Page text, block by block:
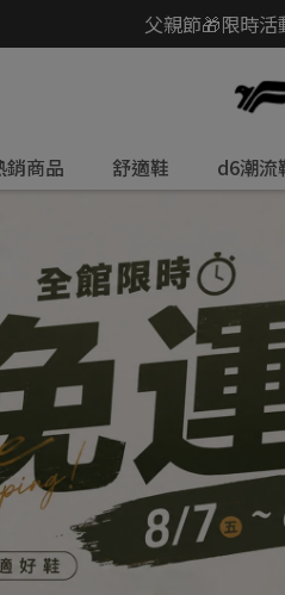
父親節🎁限時活
銷商品 舒適鞋 d6潮流